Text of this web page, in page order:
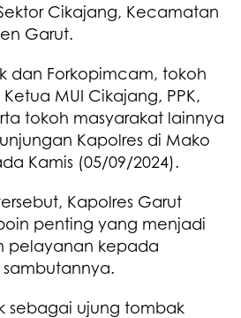
Cikajang, Kecamatan
Garut.
dan Forkopimcam, tokoh
MUI Cikajang, PPK,
tokoh masyarakat lainnya
Kapolres di Mako
Kamis (05/09/2024).
Kapolres Garut
penting yang menjadi
pelayanan kepada
sebagai ujung tombak